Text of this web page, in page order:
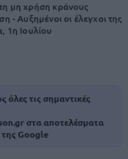
μη χρήση κράνους
- Αυξημένοι οι έλεγχοι της
1η Ιουλίου
τις σημαντικές
στα αποτελέσματα
Google